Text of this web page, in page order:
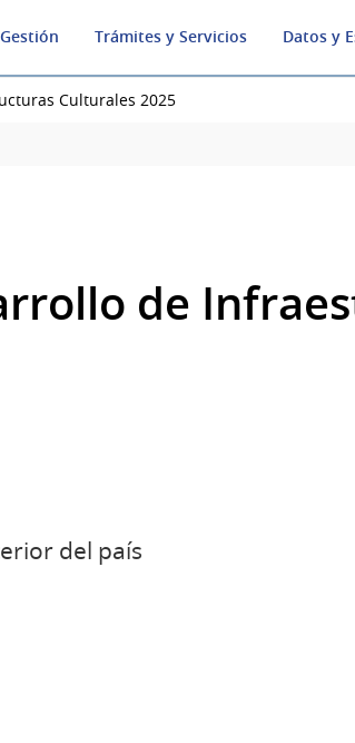
Trámites y Servicios Datos y
Culturales 2025
de
del país